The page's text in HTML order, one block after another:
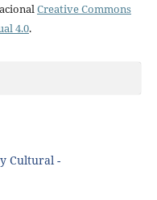
Creative Commons
4.0.
Cultural -